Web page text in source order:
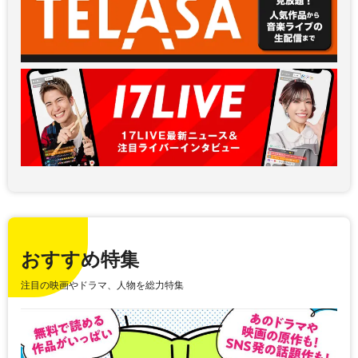
おすすめ特集
注目の映画やドラマ、人物を総力特集